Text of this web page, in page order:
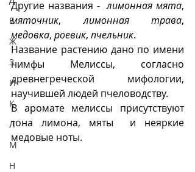
Е
Ж
З
И
К
Л
М
Н
Другие названия - лимонная мята
мяточник, лимонная трава
медовка, роевик, пчельник.
Название растению дано по имени
нимфы Мелиссы, согласно
древнегреческой мифологии,
научившей людей пчеловодству.
В аромате мелиссы присутствуют
тона лимона, мяты  и неяркие
медовые ноты.